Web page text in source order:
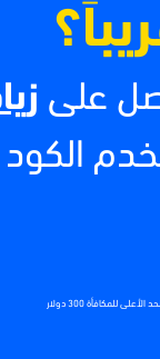
على
الكود